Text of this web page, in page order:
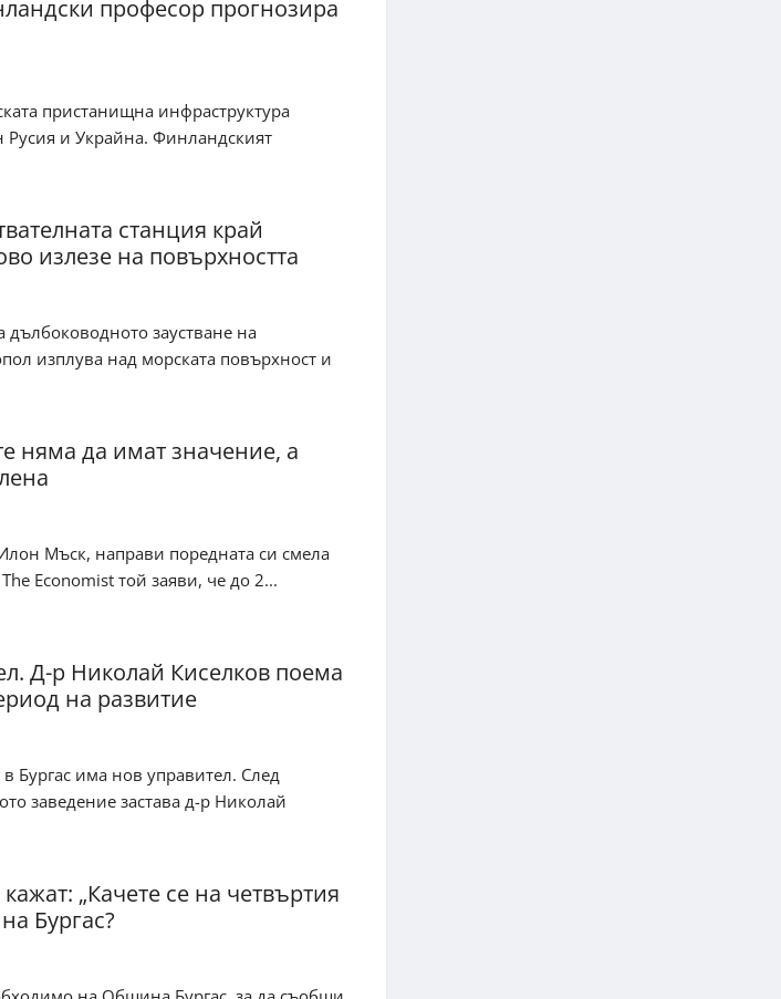
професор прогнозира
пристанищна инфраструктура
Русия и Украйна. Финландският
станция край
излезе на повърхността
заустване на
изплува над морската повърхност и
няма да имат значение, а
Мъск, направи поредната си смела
Economist той заяви, че до 2...
Д-р Николай Киселков поема
на развитие
Бургас има нов управител. След
заведение застава д-р Николай
„Качете се на четвъртия
Бургас?